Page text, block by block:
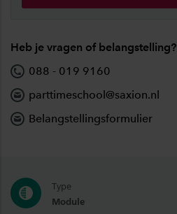
Heb je vragen of belangstelling?
088 - 019 9160
parttimeschool@saxion.nl
Belangstellingsformulier
Type
Module